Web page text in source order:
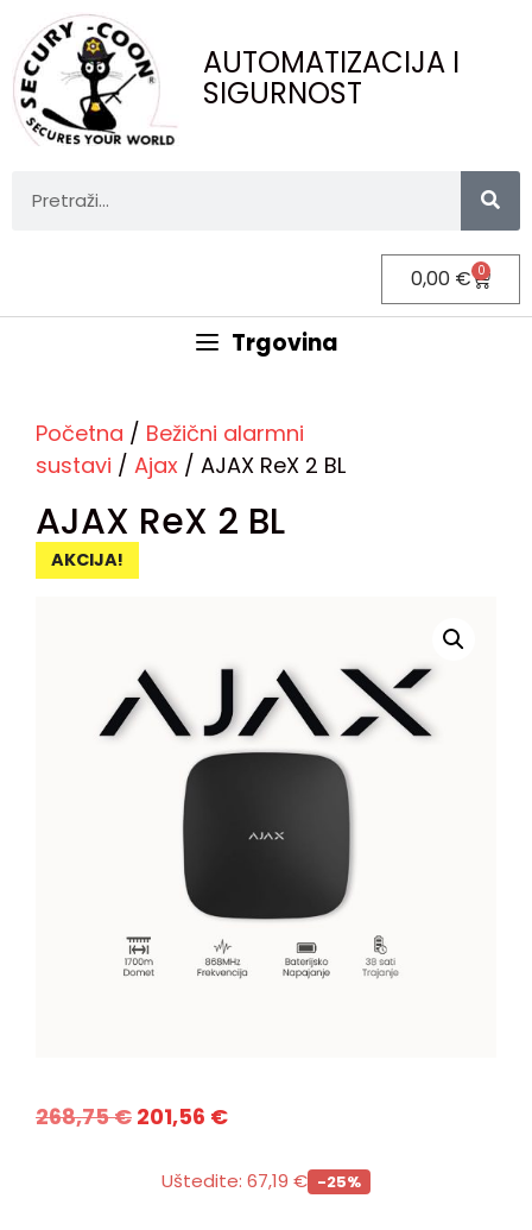
AUTOMATIZACIJA I
SIGURNOST
0,00 € 0
Trgovina
Početna / Bežični alarmni
sustavi / Ajax / AJAX ReX 2 BL
AJAX ReX 2 BL
AKCIJA!
268,75€ 201,56 €
Uštedite: 67,19 € -25%